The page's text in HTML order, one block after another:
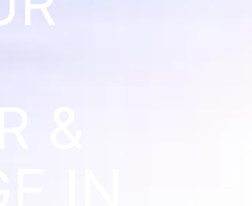
&
IN